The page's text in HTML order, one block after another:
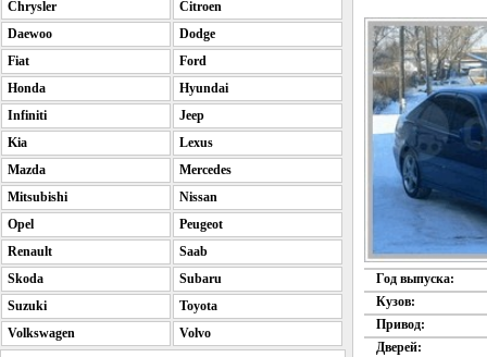
Год выпуска:
Кузов:
Привод:
Дверей:
Chrysler
Citroen
Daewoo
Dodge
Fiat
Ford
Honda
Hyundai
Infiniti
Jeep
Kia
Lexus
Mazda
Mercedes
Mitsubishi
Nissan
Opel
Peugeot
Renault
Saab
Skoda
Subaru
Suzuki
Toyota
Volkswagen
Volvo